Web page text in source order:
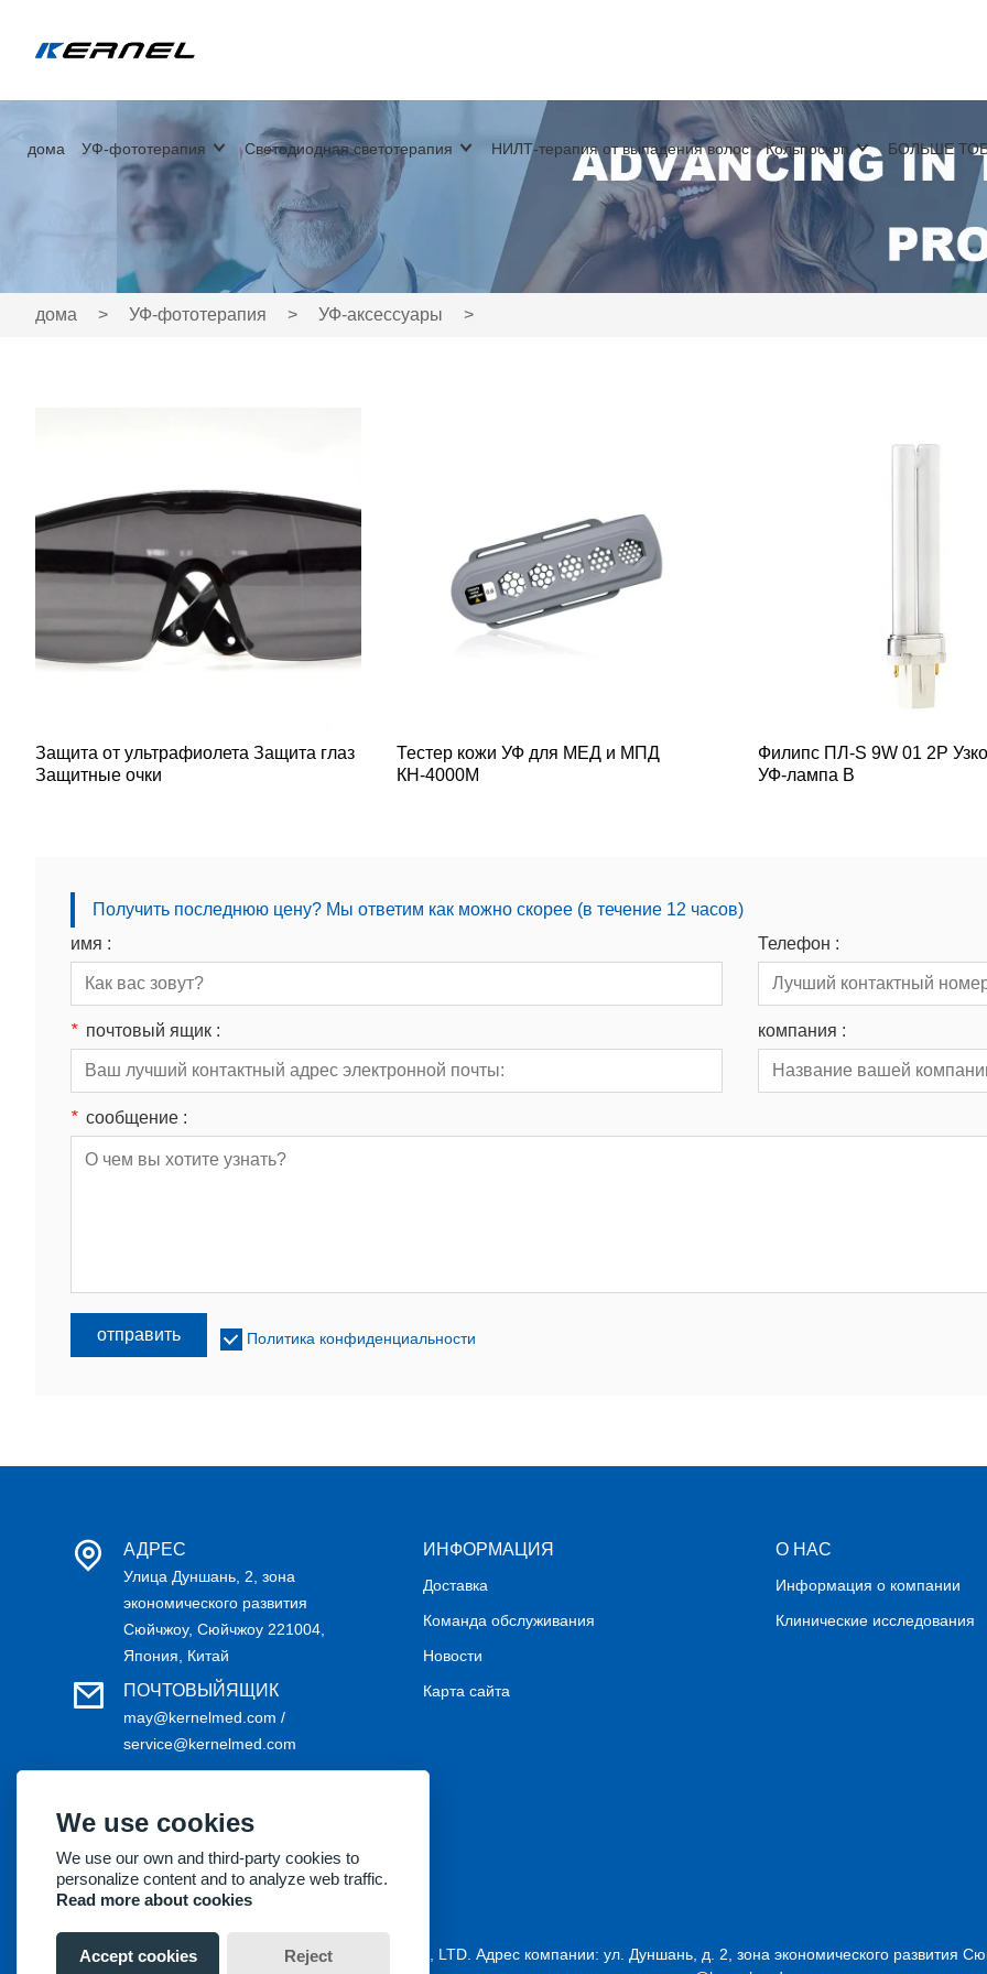
дома УФ-фототерапия Светодиодная светотерапия НИЛТ-терапия от выпадения волос Кольпоскоп БОЛЬШЕ
дома > УФ-фототерапия > УФ-аксессуары >
Защита от ультрафиолета Защита глаз
Защитные очки
Тестер кожи УФ для МЕД и МПД
КН-4000M
Филипс ПЛ-S 9W 01 2P
УФ-лампа B
Получить последнюю цену? Мы ответим как можно скорее (в течение 12 часов)
имя :
Телефон :
* почтовый ящик : компания :
* сообщение :
отправить Политика конфиденциальности
АДРЕС
Улица Дуншань, 2, зона
экономического развития
Сюйчжоу, Сюйчжоу 221004,
Япония, Китай
ПОЧТОВЫЙЯЩИК
may@kernelmed.com /
service@kernelmed.com
ИНФОРМАЦИЯ
Доставка
Команда обслуживания
Новости
Карта сайта
О НАС
Информация о компании
Клинические исследования
Авторские права © 2018 Kernel Medical Equipment Co., LTD. Адрес компании: ул. Дуншань, д. 2, зона экономического развития
We use cookies
We use our own and third-party cookies to
personalize content and to analyze web traffic.
Read more about cookies
Accept cookies Reject